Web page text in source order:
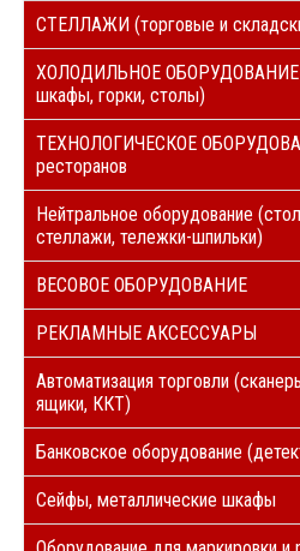
СТЕЛЛАЖИ (торговые и
ХОЛОДИЛЬНОЕ ОБОРУДОВАНИЕ
шкафы, горки, столы)
ТЕХНОЛОГИЧЕСКОЕ
ресторанов
Нейтральное оборудование
стеллажи, тележки-шпильки)
ВЕСОВОЕ ОБОРУДОВАНИЕ
РЕКЛАМНЫЕ АКСЕССУАРЫ
Автоматизация торговли
ящики, ККТ)
Банковское оборудование
Сейфы, металлические шкафы